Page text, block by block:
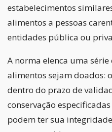
estabelecimentos
alimentos a pessoas
entidades pública ou
A norma elenca uma
alimentos sejam doados:
dentro do prazo de
conservação
podem ter sua